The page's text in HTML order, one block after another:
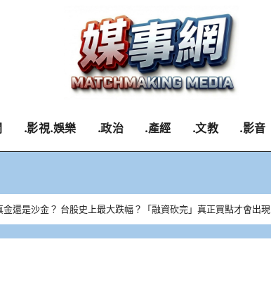
.影視.娛樂 .政治 .產經 .文教 .影音
還是沙金？ 台股史上最大跌幅？「融資砍完」真正買點才會出現